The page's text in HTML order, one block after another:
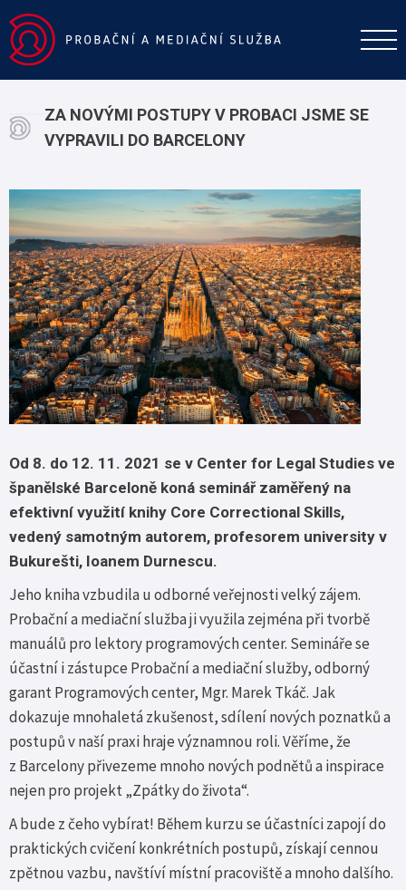
ZA NOVÝMI POSTUPY V PROBACI JSME SE
VYPRAVILI DO BARCELONY
Od 8. do 12. 11. 2021 se v Center for Legal Studies ve
španělské Barceloně koná seminář zaměřený na
efektivní využití knihy Core Correctional Skills,
vedený samotným autorem, profesorem university v
Bukurešti, Ioanem Durnescu.
Jeho kniha vzbudila u odborné veřejnosti velký zájem.
Probační a mediační služba ji využila zejména při tvorbě
manuálů pro lektory programových center. Semináře se
účastní i zástupce Probační a mediační služby, odborný
garant Programových center, Mgr. Marek Tkáč. Jak
dokazuje mnohaletá zkušenost, sdílení nových poznatků a
postupů v naší praxi hraje významnou roli. Věříme, že
z Barcelony přivezeme mnoho nových podnětů a inspirace
nejen pro projekt „Zpátky do života“.
A bude z čeho vybírat! Během kurzu se účastníci zapojí do
praktických cvičení konkrétních postupů, získají cennou
zpětnou vazbu, navštíví místní pracoviště a mnoho dalšího.